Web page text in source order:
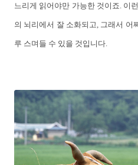
느리게 읽어야만 가능한 것이죠. 이
의 뇌리에서 잘 소화되고, 그래서 어
루 스며들 수 있을 것입니다.